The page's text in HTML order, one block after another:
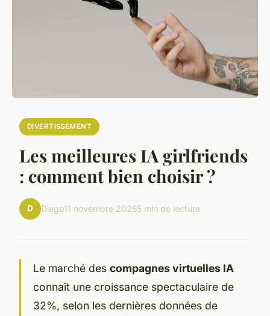
DIVERTISSEMENT
Les meilleures IA girlfriends
: comment bien choisir ?
D Diego11 novembre 20255 min de lecture
Le marché des compagnes virtuelles IA
connaît une croissance spectaculaire de
32%, selon les dernières données de